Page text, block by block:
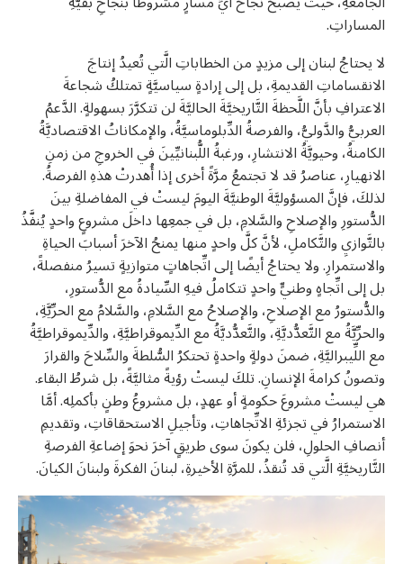
المساراتِ.
لا يحتاجُ لبنان إلى مزيدٍ من الخطاباتِ الَّتي تُعيدُ إنتاجَ
الانقساماتِ القديمةِ، بل إلى إرادةٍ سياسيَّةٍ تمتلكُ شجاعةَ
الاعترافِ بأنَّ اللَّحظةَ التَّاريخيَّةَ الحاليَّةَ لن تتكرَّرَ بسهولةٍ. الدَّعمُ
العربيُّ والدَّوليُّ، والفرصةُ الدِّبلوماسيَّةُ، والإمكاناتُ الاقتصاديَّةُ
الكامنةُ، وحيويَّةُ الانتشارِ، ورغبةُ اللُّبنانيِّينَ في الخروجِ من زمنِ
الانهيارِ، عناصرُ قد لا تجتمعُ مرَّةً أخرى إذا أُهدرتْ هذهِ الفرصةُ.
لذلكَ، فإنَّ المسؤوليَّةَ الوطنيَّةَ اليومَ ليستْ في المفاضلةِ بينَ
الدُّستورِ والإصلاحِ والسَّلامِ، بل في جمعِها داخلَ مشروعٍ واحدٍ يُنفَّذُ
بالتَّوازيِ والتَّكاملِ، لأنَّ كلَّ واحدٍ منها يمنحُ الآخرَ أسبابَ الحياةِ
والاستمرارِ. ولا يحتاجُ أيضًا إلى اتِّجاهاتٍ متوازيةٍ تسيرُ منفصلةً،
بل إلى اتِّجاهٍ وطنيٍّ واحدٍ تتكاملُ فيهِ السِّيادةُ مع الدُّستورِ،
والدُّستورُ مع الإصلاحِ، والإصلاحُ مع السَّلامِ، والسَّلامُ مع الحرِّيَّةِ،
والحرِّيَّةُ مع التَّعدُّديَّةِ، والتَّعدُّديَّةُ مع الدِّيموقراطيَّةِ، والدِّيموقراطيَّةُ
مع اللِّيبراليَّةِ، ضمنَ دولةٍ واحدةٍ تحتكرُ السُّلطةَ والسِّلاحَ والقرارَ
وتصونُ كرامةَ الإنسانِ. تلكَ ليستْ رؤيةً مثاليَّةً، بل شرطُ البقاء.
هي ليستْ مشروعَ حكومةٍ أو عهدٍ، بل مشروعُ وطنٍ بأكملِه. أمَّا
الاستمرارُ في تجزئةِ الاتِّجاهاتِ، وتأجيلِ الاستحقاقاتِ، وتقديمِ
أنصافِ الحلولِ، فلن يكونَ سوى طريقٍ آخرَ نحوَ إضاعةِ الفرصةِ
التَّاريخيَّةِ الَّتي قد تُنقذُ، للمرَّةِ الأخيرةِ، لبنانَ الفكرةَ ولبنانَ الكيانَ.